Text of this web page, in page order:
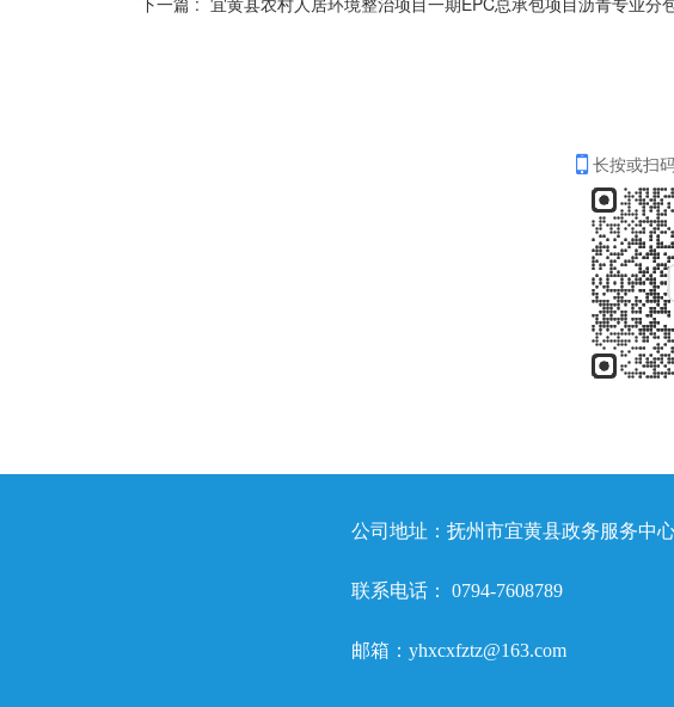
长按或扫
公司地址：抚州市宜黄县政务服务中
联系电话： 0794-7608789
邮箱：yhxcxfztz@163.com